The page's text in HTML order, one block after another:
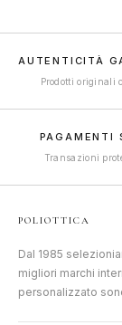
AUTENTICITÀ
Prodotti originali
PAGAMENTI
Transazioni
POLIOTTICA
Dal 1985
migliori marchi
personalizzato